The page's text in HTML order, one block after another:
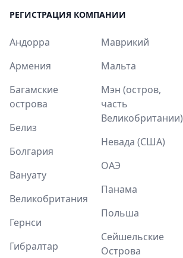
РЕГИСТРАЦИЯ КОМПАНИИ
Андорра
Армения
Багамские
острова
Белиз
Болгария
Вануату
Великобритания
Гернси
Гибралтар
Маврикий
Мальта
Мэн (остров,
часть
Великобритании)
Невада (США)
ОАЭ
Панама
Польша
Сейшельские
Острова